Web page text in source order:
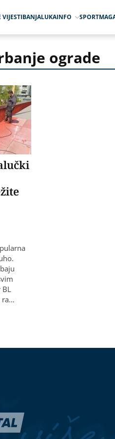
VIJESTIBANJALUKAINFO SPORT
ograde
ra…